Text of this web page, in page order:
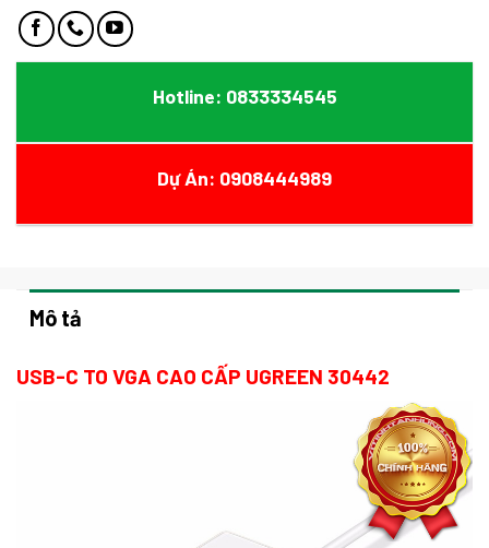
Hotline: 0833334545
Dự Án: 0908444989
Mô tả
USB-C TO VGA CAO CẤP UGREEN 30442